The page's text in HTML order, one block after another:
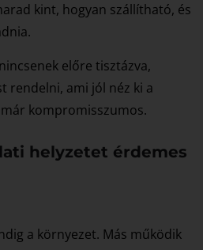
kint, hogyan szállítható, és
előre tisztázva,
rendelni, ami jól néz ki a
kompromisszumos.
helyzetet érdemes
a környezet. Más működik